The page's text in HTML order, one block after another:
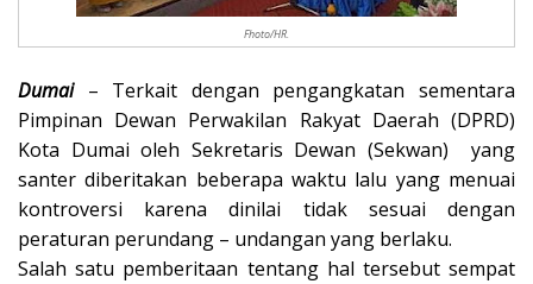
Fhoto/HR.
Dumai– Terkait dengan pengangkatan sementara
Pimpinan Dewan Perwakilan Rakyat Daerah (DPRD)
Kota Dumai oleh Sekretaris Dewan (Sekwan) yang
santer diberitakan beberapa waktu lalu yang menuai
kontroversi karena dinilai tidak sesuai dengan
peraturan perundang – undangan yang berlaku.
Salah satu pemberitaan tentang hal tersebut sempat